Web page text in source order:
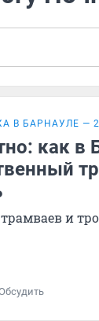
В БАРНАУЛЕ —
как в
и